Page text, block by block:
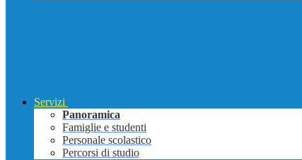
Servizi
Panoramica
Famiglie e studenti
Personale scolastico
Percorsi di studio